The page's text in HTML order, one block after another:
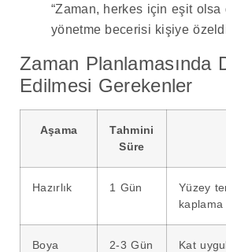
“Zaman, herkes için eşit olsa
yönetme becerisi kişiye
Zaman Planlamasında
Edilmesi Gerekenler
Aşama
Tahmini
Süre
Hazırlık 1 Gün
Yüzey
kaplama
Boya
2-3 Gün
Kat